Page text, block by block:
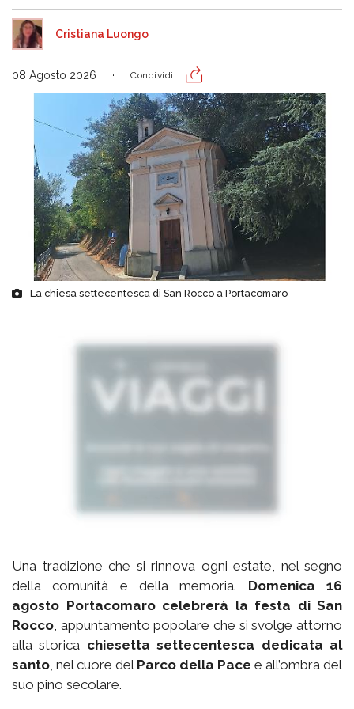
Cristiana Luongo
08 Agosto 2026 Condividi
La chiesa settecentesca di San Rocco a Portacomaro
Una tradizione che si rinnova ogni estate, nel segno
della comunità e della memoria. Domenica 16
agosto Portacomaro celebrerà la festa di San
Rocco, appuntamento popolare che si svolge attorno
alla storica chiesetta settecentesca dedicata al
santo, nel cuore del Parco della Pace e all’ombra del
suo pino secolare.